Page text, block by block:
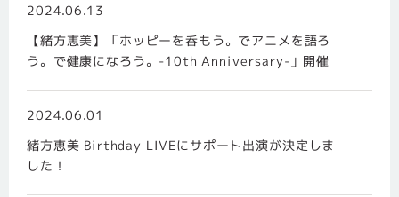
2024.06.13
【緒方恵美】「ホッピーを呑もう。でアニメを語ろ
う。で健康になろう。-10th Anniversary-」開催
2024.06.01
緒方恵美 Birthday LIVEにサポート出演が決定しま
した！